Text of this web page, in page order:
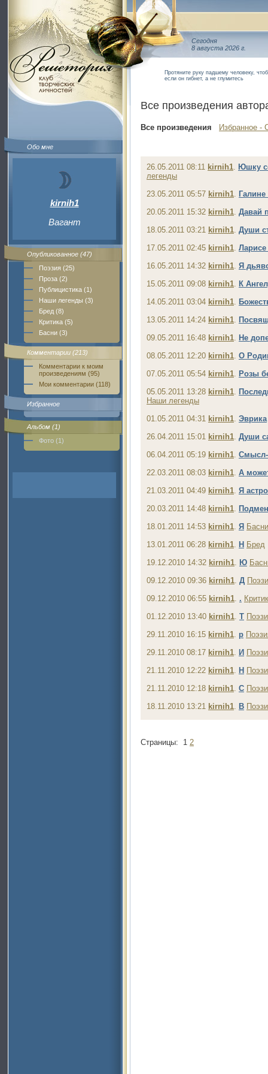
Обо мне
kirnih1
Вагант
Опубликованное (47)
Поэзия (25)
Проза (2)
Публицистика (1)
Наши легенды (3)
Бред (8)
Критика (5)
Басни (3)
Комментарии (213)
Комментарии к моим
произведениям (95)
Мои комментарии (118)
Избранное
Альбом (1)
Фото (1)
Сегодня
8 августа 2026 г.
Протяните руку падшему человеку,
если он гибнет, а не глумитесь
Все произведения
Все произведения Избранное -
26.05.2011 08:11 kirnih1. Юшку
легенды
23.05.2011 05:57 kirnih1.
20.05.2011 15:32 kirnih1. Давай
18.05.2011 03:21 kirnih1. Души
17.05.2011 02:45 kirnih1.
16.05.2011 14:32 kirnih1. Я
15.05.2011 09:08 kirnih1. К
14.05.2011 03:04 kirnih1.
13.05.2011 14:24 kirnih1.
09.05.2011 16:48 kirnih1. Не
08.05.2011 12:20 kirnih1. О
07.05.2011 05:54 kirnih1. Розы
05.05.2011 13:28 kirnih1.
Наши легенды
01.05.2011 04:31 kirnih1. Эврика
26.04.2011 15:01 kirnih1. Души
06.04.2011 05:19 kirnih1.
22.03.2011 08:03 kirnih1. А
21.03.2011 04:49 kirnih1. Я
20.03.2011 14:48 kirnih1.
18.01.2011 14:53 kirnih1. Я Басни
13.01.2011 06:28 kirnih1. Н Бред
19.12.2010 14:32 kirnih1. Ю
09.12.2010 09:36 kirnih1. Д
09.12.2010 06:55 kirnih1. .
01.12.2010 13:40 kirnih1. Т
29.11.2010 16:15 kirnih1. р
29.11.2010 08:17 kirnih1. И
21.11.2010 12:22 kirnih1. Н
21.11.2010 12:18 kirnih1. С
18.11.2010 13:21 kirnih1. В
Страницы: 1 2